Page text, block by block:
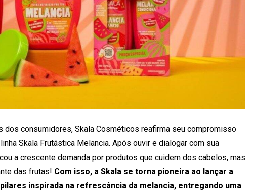
consumidores, Skala Cosméticos reafirma seu compromisso
Skala Frutástica Melancia. Após ouvir e dialogar com sua
a crescente demanda por produtos que cuidem dos cabelos, mas
das frutas! Com isso, a Skala se torna pioneira ao lançar a
inspirada na refrescância da melancia, entregando uma